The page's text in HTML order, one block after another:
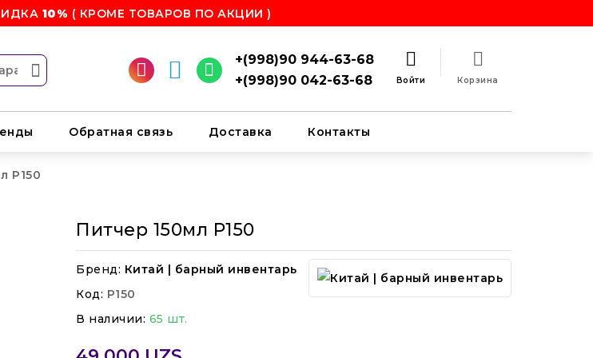
10% ( КРОМЕ ТОВАРОВ ПО АКЦИИ )
Корзина
+(998)90 944-63-68
+(998)90 042-63-68
Войти
Обратная связь Доставка Контакты
P150
Питчер 150мл P150
Бренд: Китай | барный инвентарь
Код: P150
В наличии: 65 шт.